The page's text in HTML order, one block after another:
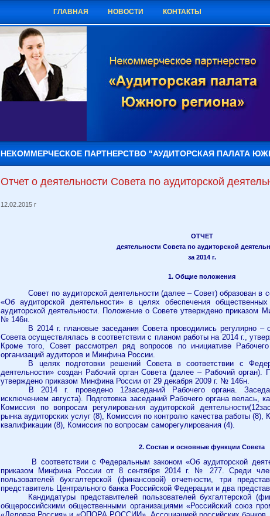
ГЛАВНАЯ НОВОСТИ КОНТАКТЫ
НЕКОММЕРЧЕСКОЕ ПАРТНЕРСТВО "АУДИТОРСКАЯ ПАЛАТА
Отчет о деятельности Совета по аудиторской
12.02.2015 г
ОТЧЕТ
деятельности Совета по аудиторской
за 2014 г.
1. Общие положения
Совет по аудиторской деятельности (далее – Совет) образован в
«Об аудиторской деятельности» в целях обеспечения
аудиторской деятельности. Положение о Совете утверждено приказом
№ 146н.
В 2014 г. плановые заседания Совета проводились регулярно –
Совета осуществлялась в соответствии с планом работы на 2014 г.,
Кроме того, Совет рассмотрел ряд вопросов по инициативе
организаций аудиторов и Минфина России.
В целях подготовки решений Совета в соответствии с
деятельности» создан Рабочий орган Совета (далее – Рабочий
утверждено приказом Минфина России от 29 декабря 2009 г. № 146н.
В 2014 г. проведено 12заседаний Рабочего органа.
исключением августа). Подготовка заседаний Рабочего органа велась,
Комиссия по вопросам регулирования аудиторской деятельности
рынка аудиторских услуг (8), Комиссия по контролю качества работы
квалификации (8), Комиссия по вопросам саморегулирования (4).
2. Состав и основные функции Совета
В соответствии с Федеральным законом «Об аудиторской
приказом Минфина России от 8 сентября 2014 г. № 277. Среди
пользователей бухгалтерской (финансовой) отчетности, три
представитель Центрального банка Российской Федерации и два
Кандидатуры представителей пользователей бухгалтерской
общероссийскими общественными организациями «Российский союз